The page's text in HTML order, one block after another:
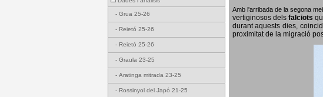
- Grua 25-26
- Reietó 25-26
- Reietó 25-26
- Graula 23-25
- Aratinga mitrada 23-25
- Rossinyol del Japó 21-25
Amb l'arribada de la segona
vertiginosos dels falciots
durant aquests dies,
proximitat de la migració